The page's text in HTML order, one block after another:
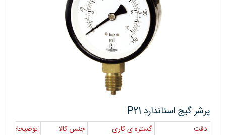
پرشر گیج استاندارد P21
دقت گستره ی کاری جنس کالا
توضیحات